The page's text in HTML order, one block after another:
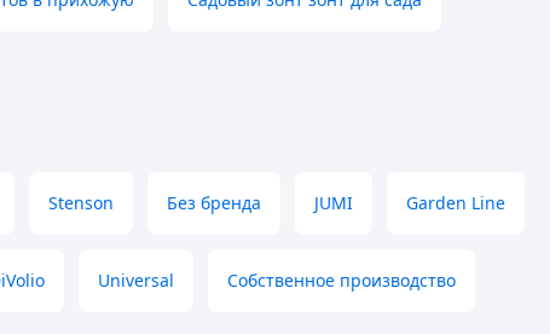
Stenson Без бренда JUMI Garden Line
Universal Собственное производство